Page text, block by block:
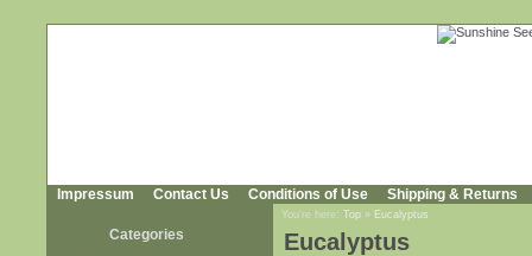
Impressum Contact Us Conditions of Use Shipping & Returns
Categories
You're here: Top » Eucalyptus
Eucalyptus